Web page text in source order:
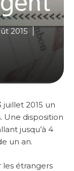
2015
juillet 2015 un
Une disposition
jusqu’à 4
un an.
les étrangers